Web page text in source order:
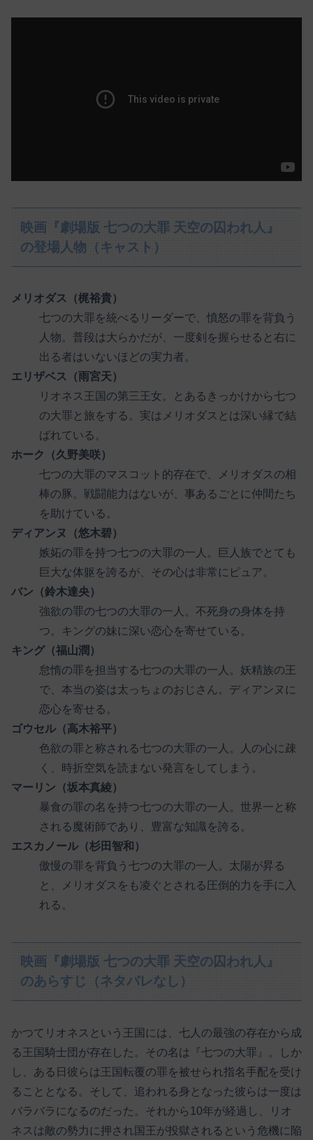
映画『劇場版 七つの大罪 天空の囚われ人』
の登場人物（キャスト）
メリオダス（梶裕貴）
七つの大罪を統べるリーダーで、憤怒の罪を背負う
人物。普段は大らかだが、一度剣を握らせると右に
出る者はいないほどの実力者。
エリザベス（雨宮天）
リオネス王国の第三王女。とあるきっかけから七つ
の大罪と旅をする。実はメリオダスとは深い縁で結
ばれている。
ホーク（久野美咲）
七つの大罪のマスコット的存在で、メリオダスの相
棒の豚。戦闘能力はないが、事あるごとに仲間たち
を助けている。
ディアンヌ（悠木碧）
嫉妬の罪を持つ七つの大罪の一人。巨人族でとても
巨大な体躯を誇るが、その心は非常にピュア。
バン（鈴木達央）
強欲の罪の七つの大罪の一人。不死身の身体を持
つ。キングの妹に深い恋心を寄せている。
キング（福山潤）
怠惰の罪を担当する七つの大罪の一人。妖精族の王
で、本当の姿は太っちょのおじさん。ディアンヌに
恋心を寄せる。
ゴウセル（高木裕平）
色欲の罪と称される七つの大罪の一人。人の心に疎
く、時折空気を読まない発言をしてしまう。
マーリン（坂本真綾）
暴食の罪の名を持つ七つの大罪の一人。世界一と称
される魔術師であり、豊富な知識を誇る。
エスカノール（杉田智和）
傲慢の罪を背負う七つの大罪の一人。太陽が昇る
と、メリオダスをも凌ぐとされる圧倒的力を手に入
れる。
映画『劇場版 七つの大罪 天空の囚われ人』
のあらすじ（ネタバレなし）
かつてリオネスという王国には、七人の最強の存在から成
る王国騎士団が存在した。その名は『七つの大罪』。しか
し、ある日彼らは王国転覆の罪を被せられ指名手配を受け
ることとなる。そして、追われる身となった彼らは一度は
バラバラになるのだった。それから10年が経過し、リオ
ネスは敵の勢力に押され国王が投獄されるという危機に陥